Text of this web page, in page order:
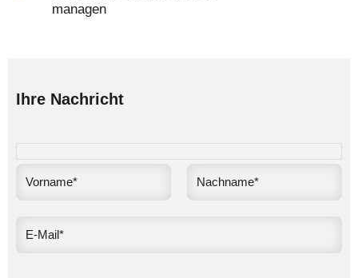
managen
Ihre Nachricht